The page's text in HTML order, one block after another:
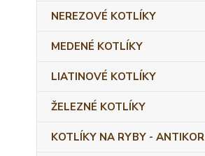
NEREZOVÉ KOTLÍKY
MEDENÉ KOTLÍKY
LIATINOVÉ KOTLÍKY
ŽELEZNÉ KOTLÍKY
KOTLÍKY NA RYBY - ANTIKOR